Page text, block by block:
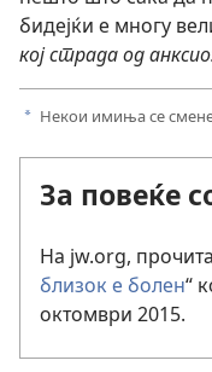
бидејќи е многу
кој страда од
a Некои имиња се
За повеќе
На jw.org,
близок е болен“
октомври 2015.